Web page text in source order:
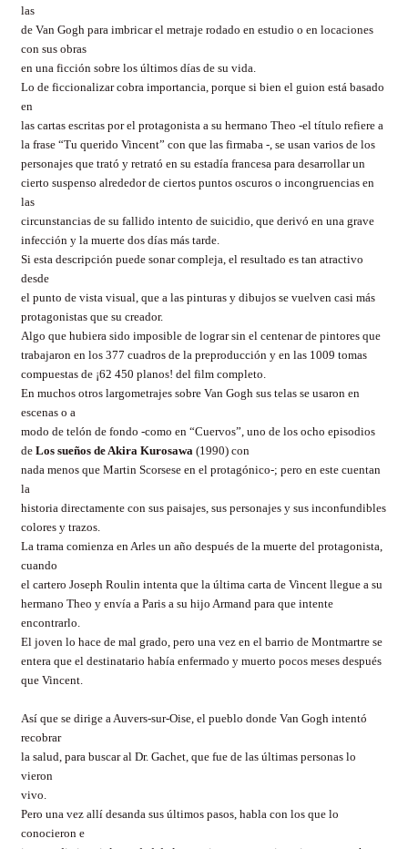
las
de Van Gogh para imbricar el metraje rodado en estudio o en locaciones
con sus obras
en una ficción sobre los últimos días de su vida.
Lo de ficcionalizar cobra importancia, porque si bien el guion está basado
en
las cartas escritas por el protagonista a su hermano Theo -el título refiere a
la frase “Tu querido Vincent” con que las firmaba -, se usan varios de los
personajes que trató y retrató en su estadía francesa para desarrollar un
cierto suspenso alrededor de ciertos puntos oscuros o incongruencias en
las
circunstancias de su fallido intento de suicidio, que derivó en una grave
infección y la muerte dos días más tarde.
Si esta descripción puede sonar compleja, el resultado es tan atractivo
desde
el punto de vista visual, que a las pinturas y dibujos se vuelven casi más
protagonistas que su creador.
Algo que hubiera sido imposible de lograr sin el centenar de pintores que
trabajaron en los 377 cuadros de la preproducción y en las 1009 tomas
compuestas de ¡62 450 planos! del film completo.
En muchos otros largometrajes sobre Van Gogh sus telas se usaron en
escenas o a
modo de telón de fondo -como en “Cuervos”, uno de los ocho episodios
de Los sueños de Akira Kurosawa (1990) con
nada menos que Martin Scorsese en el protagónico-; pero en este cuentan
la
historia directamente con sus paisajes, sus personajes y sus inconfundibles
colores y trazos.
La trama comienza en Arles un año después de la muerte del protagonista,
cuando
el cartero Joseph Roulin intenta que la última carta de Vincent llegue a su
hermano Theo y envía a Paris a su hijo Armand para que intente
encontrarlo.
El joven lo hace de mal grado, pero una vez en el barrio de Montmartre se
entera que el destinatario había enfermado y muerto pocos meses después
que Vincent.
Así que se dirige a Auvers-sur-Oise, el pueblo donde Van Gogh intentó
recobrar
la salud, para buscar al Dr. Gachet, que fue de las últimas personas lo
vieron
vivo.
Pero una vez allí desanda sus últimos pasos, habla con los que lo
conocieron e